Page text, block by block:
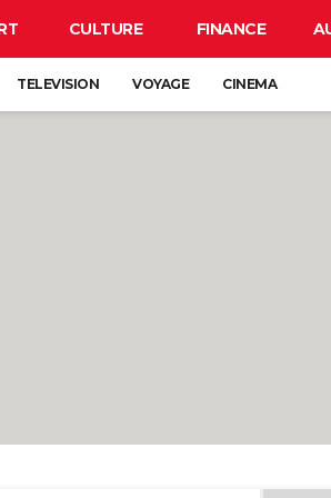
CULTURE FINANCE
TELEVISION VOYAGE CINEMA